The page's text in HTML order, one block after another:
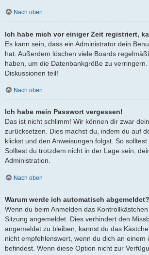
Nach oben
Ich habe mich vor einiger Zeit registriert,
Es kann sein, dass ein Administrator dein
hat. Außerdem löschen viele Boards
haben, um die Datenbankgröße zu
Diskussionen teil!
Nach oben
Ich habe mein Passwort vergessen!
Das ist nicht schlimm! Wir können dir zwar
zurücksetzen. Dies machst du, indem du auf
klickst und den Anweisungen folgst. So
Solltest du trotzdem nicht in der Lage sein,
Administration.
Nach oben
Warum werde ich automatisch abgemeldet?
Wenn du beim Anmelden das
Sitzung angemeldet. Dies verhindert den
angemeldet zu bleiben, kannst du das
nicht empfehlenswert, wenn du dich an
befindest. Wenn diese Option nicht zur